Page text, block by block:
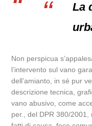
La
Non perspicua
l’intervento sul vano
dell’amianto, in sé pur
descrizione tecnica,
vano abusivo, come
per., del DPR 380/